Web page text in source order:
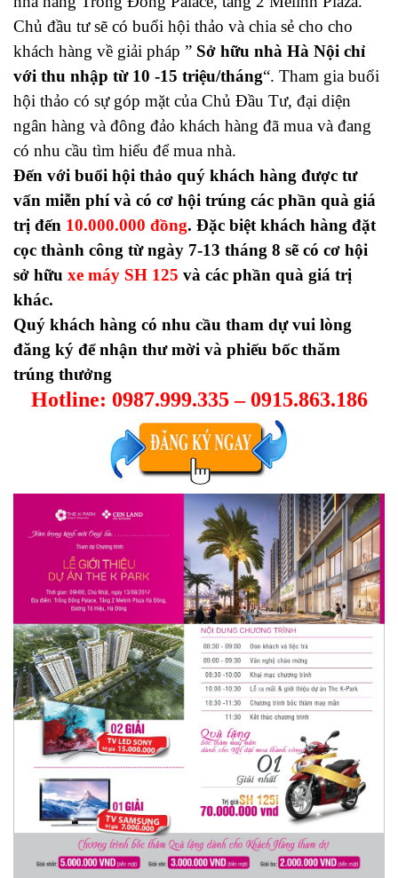
Chủ đầu tư sẽ có buổi hội thảo và chia sẻ cho cho
khách hàng về giải pháp ” Sở hữu nhà Hà Nội chỉ
với thu nhập từ 10 -15 triệu/tháng“. Tham gia buổi
hội thảo có sự góp mặt của Chủ Đầu Tư, đại diện
ngân hàng và đông đảo khách hàng đã mua và đang
có nhu cầu tìm hiểu để mua nhà.
Đến với buổi hội thảo quý khách hàng được tư
vấn miễn phí và có cơ hội trúng các phần quà giá
trị đến 10.000.000 đồng. Đặc biệt khách hàng đặt
cọc thành công từ ngày 7-13 tháng 8 sẽ có cơ hội
sở hữu xe máy SH 125 và các phần quà giá trị
khác.
Quý khách hàng có nhu cầu tham dự vui lòng
đăng ký để nhận thư mời và phiếu bốc thăm
trúng thưởng
Hotline: 0987.999.335 – 0915.863.186